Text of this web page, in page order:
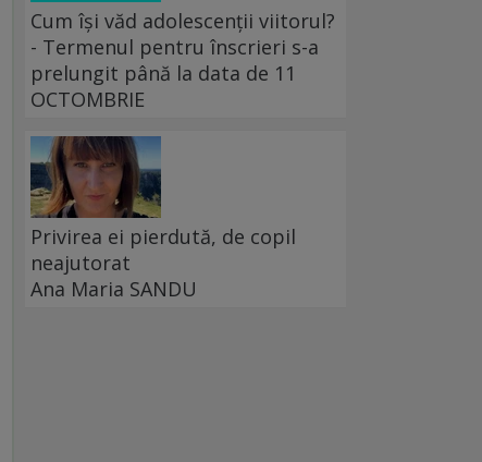
Cum își văd adolescenții viitorul?
- Termenul pentru înscrieri s-a
prelungit până la data de 11
OCTOMBRIE
Privirea ei pierdută, de copil
neajutorat
Ana Maria SANDU